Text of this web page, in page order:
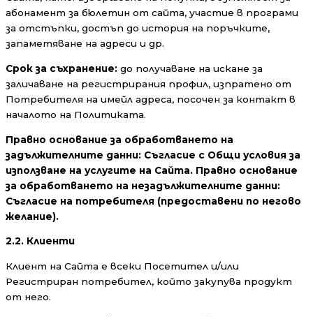
абонамент за бюлетин от сайта, участие в програми
за отстъпки, достъп до история на поръчките,
запаметяване на адреси и др.
Срок за съхранение: до получаване на искане за
заличаване на регистрирания профил, изпратено от
Потребителя на имейл адреса, посочен за контакт в
началото на Политиката.
Правно основание за обработването на
задължителните данни: Съгласие с Общи условия за
използване на услугите на Сайта. Правно основание
за обработването на незадължителните данни:
Съгласие на потребителя (предоставени по негово
желание).
2.2. Клиенти
Клиент на Сайта е всеки Посетител и/или
Регистриран потребител, който закупува продукт
от него.